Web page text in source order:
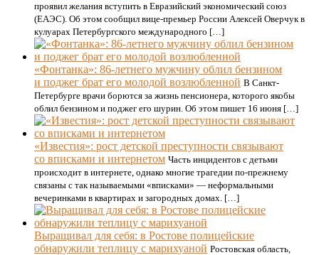
проявил желания вступить в Евразийский экономический союз
(ЕАЭС). Об этом сообщил вице-премьер России Алексей Оверчук в
кулуарах Петербургского международного […]
«Фонтанка»: 86-летнего мужчину облил бензином
и поджег брат его молодой возлюбленной В Санкт-
Петербурге врачи борются за жизнь пенсионера, которого якобы
облил бензином и поджег его шурин. Об этом пишет 16 июня […]
«Известия»: рост детской преступности связывают
со вписками и интернетом Часть инцидентов с детьми
происходит в интернете, однако многие трагедии по-прежнему
связаны с так называемыми «вписками» — неформальными
вечеринками в квартирах и загородных домах. […]
Выращивал для себя: в Ростове полицейские
обнаружили теплицу с марихуаной Ростовская область,